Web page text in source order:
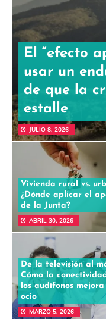
El “efecto
usar un
de que la
estalle
JULIO 8, 2026
Vivienda rural vs.
¿Dónde aplicar el
de la Junta?
ABRIL 30, 2026
De la televisión al
Cómo la
los audífonos
ocio
MARZO 5, 2026